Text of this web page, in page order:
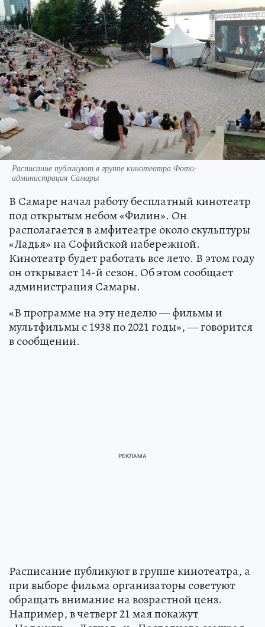
Расписание публикуют в группе кинотеатра Фото:
администрация Самары
В Самаре начал работу бесплатный кинотеатр
под открытым небом «Филин». Он
располагается в амфитеатре около скульптуры
«Ладья» на Софийской набережной.
Кинотеатр будет работать все лето. В этом году
он открывает 14-й сезон. Об этом сообщает
администрация Самары.
«В программе на эту неделю — фильмы и
мультфильмы с 1938 по 2021 годы», — говорится
в сообщении.
Расписание публикуют в группе кинотеатра, а
при выборе фильма организаторы советуют
обращать внимание на возрастной ценз.
Например, в четверг 21 мая покажут